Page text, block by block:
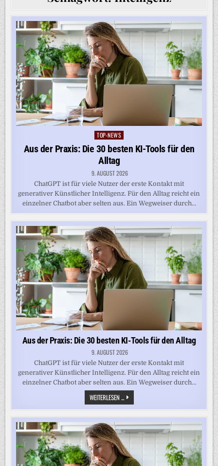
Posted
in
TOP-NEWS
Aus der Praxis: Die 30 besten KI-Tools für den
Alltag
9. AUGUST 2026
ChatGPT ist für viele Nutzer der erste Kontakt mit
generativer Künstlicher Intelligenz. Für den Alltag reicht ein
einzelner Chatbot aber selten aus. Ein Wegweiser durch…
Aus der Praxis: Die 30 besten KI-Tools für den Alltag
9. AUGUST 2026
ChatGPT ist für viele Nutzer der erste Kontakt mit
generativer Künstlicher Intelligenz. Für den Alltag reicht ein
einzelner Chatbot aber selten aus. Ein Wegweiser durch…
WEITERLESEN ...AUS
DER
PRAXIS:
DIE
30
BESTEN
KI-
TOOLS
FÜR
DEN
ALLTAG